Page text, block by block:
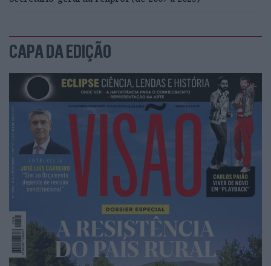
CAPA DA EDIÇÃO